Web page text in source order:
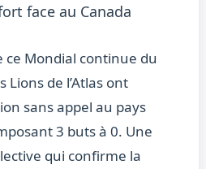
face au Canada
ce Mondial continue du
Lions de l’Atlas ont
sans appel au pays
3 buts à 0. Une
qui confirme la